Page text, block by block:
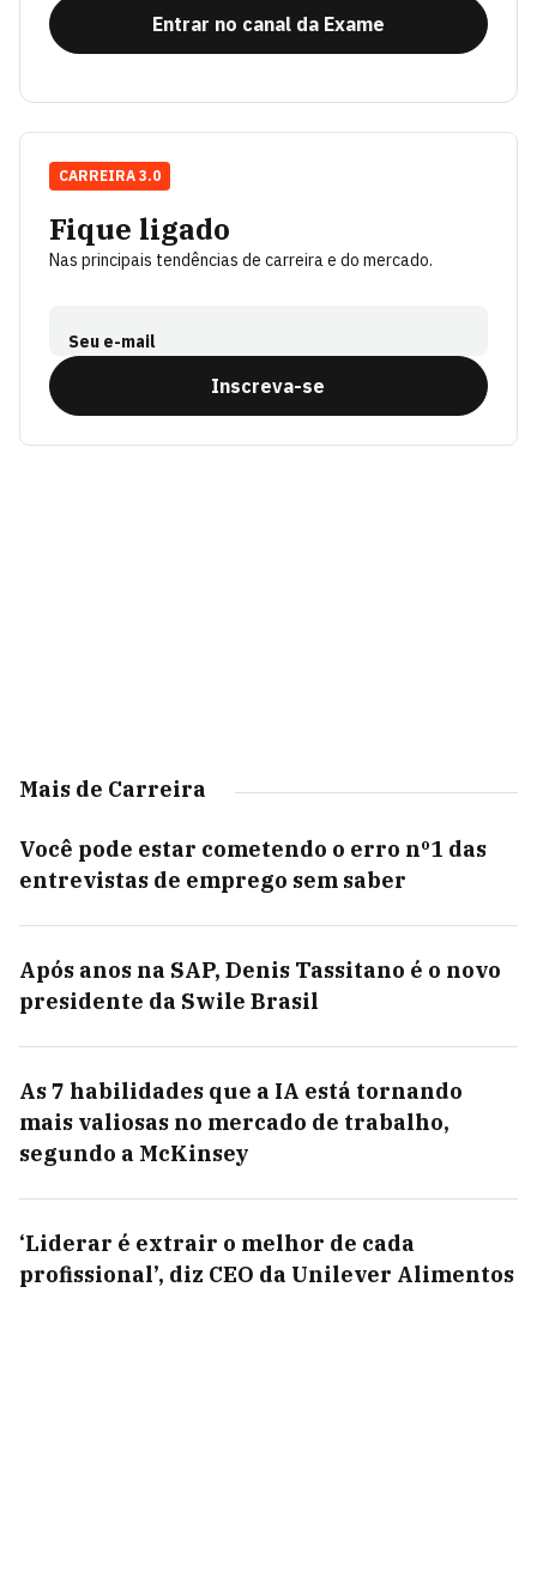
Entrar no canal da Exame
Fique ligado
Nas principais tendências de carreira e do mercado.
Seu e-mail
Inscreva-se
CARREIRA 3.0
Mais de Carreira
Você pode estar cometendo o erro nº1 das
entrevistas de emprego sem saber
Após anos na SAP, Denis Tassitano é o novo
presidente da Swile Brasil
As 7 habilidades que a IA está tornando
mais valiosas no mercado de trabalho,
segundo a McKinsey
‘Liderar é extrair o melhor de cada
profissional’, diz CEO da Unilever Alimentos